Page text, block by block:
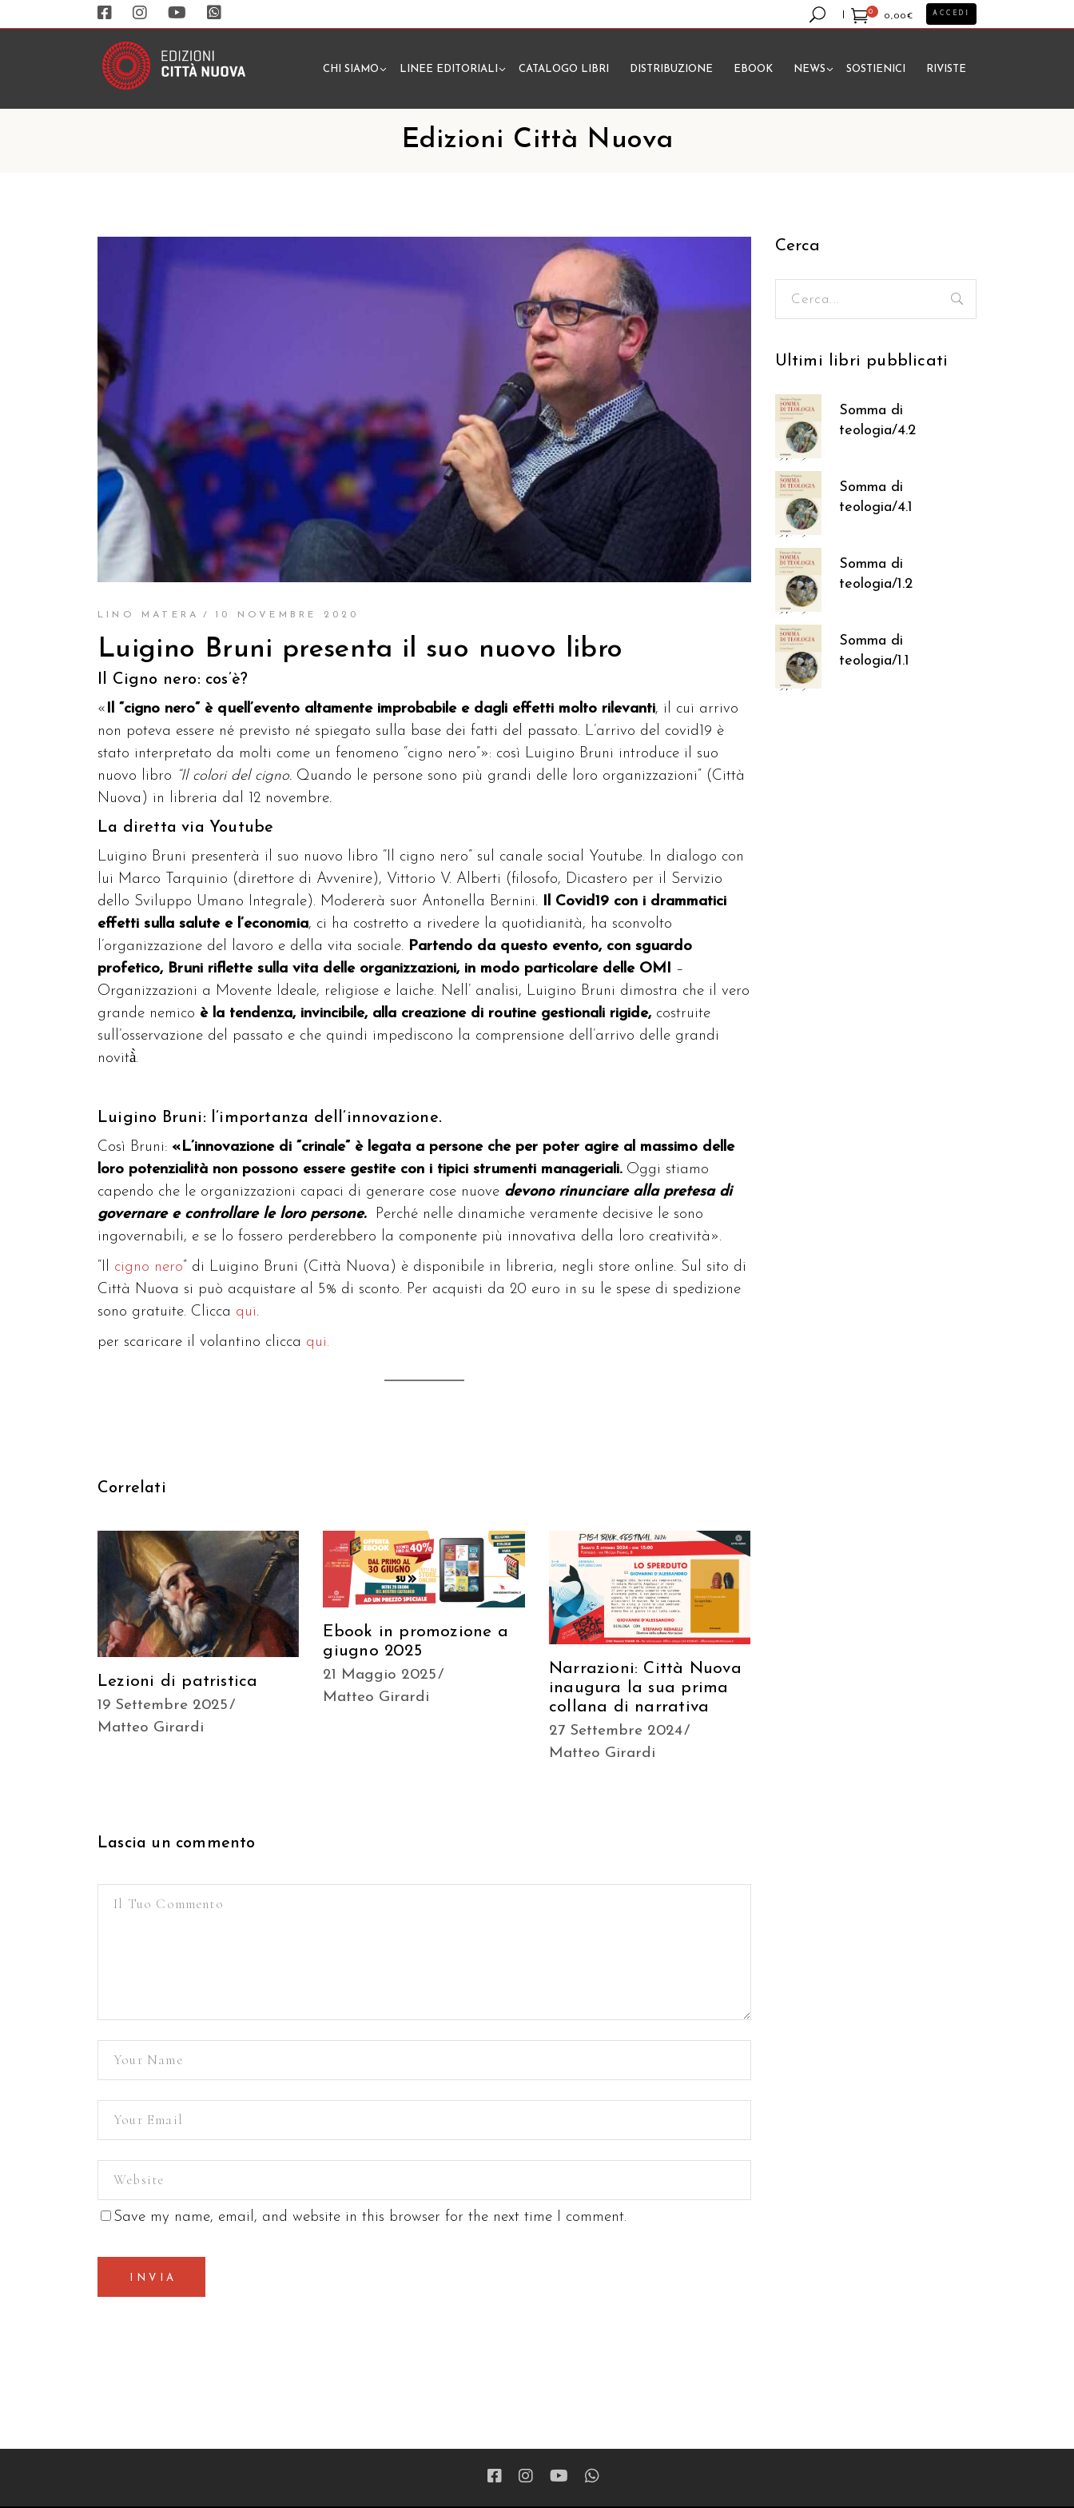
0
0,00€
Nessun prodotto nel carrello.
ACCEDI
CHI SIAMO LINEE EDITORIALI CATALOGO LIBRI DISTRIBUZIONE EBOOK NEWS SOSTIENICI RIVISTE
Edizioni Città Nuova
LINO MATERA 10 NOVEMBRE 2020
Luigino Bruni presenta il suo nuovo libro
Il Cigno nero: cos’è?
« Il “cigno nero” è quell’evento altamente impro­babile e dagli effetti molto rilevanti, il cui arrivo
non poteva essere né previsto né spiegato sulla base dei fatti del passato. L’arrivo del covid19 è
stato inter­pretato da molti come un fenomeno “cigno nero”»: così Luigino Bruni introduce il suo
nuovo libro “Il colori del cigno. Quando le persone sono più grandi delle loro organizzazioni” (Città
Nuova) in libreria dal 12 novembre.
La diretta via Youtube
Luigino Bruni presenterà il suo nuovo libro “Il cigno nero” sul canale social Youtube. In dialogo con
lui Marco Tarquinio (direttore di Avvenire), Vittorio V. Alberti (filosofo, Dicastero per il Servizio
dello Sviluppo Umano Integrale). Modererà suor Antonella Bernini. Il Covid19 con i drammatici
effetti sulla salute e l’economia, ci ha costretto a rivedere la quotidianità, ha sconvolto
l’organizzazione del lavoro e della vita sociale. Partendo da questo evento, con sguardo
profetico, Bruni riflette sulla vita delle organizzazioni, in modo particolare delle OMI –
Organizzazioni a Movente Ideale, religiose e laiche. Nell’ analisi, Luigino Bruni dimostra che il vero
grande nemico è la tendenza, invincibile, alla creazione di routine gestionali rigide, costruite
sull’osservazione del passato e che quindi impediscono la comprensione dell’arrivo delle grandi
novità̀.
Luigino Bruni: l’importanza dell’innovazione.
Così Bruni: «L’innovazione di “crinale” è legata a perso­ne che per poter agire al massimo delle
loro poten­zialità non possono essere gestite con i tipici stru­menti manageriali.Oggi stiamo
capendo che le organizzazioni capaci di generare cose nuove devono rinunciare alla prete­sa di
governare e controllare le loro persone.
Perché nelle dinamiche veramente decisive le sono
ingovernabili, e se lo fossero perderebbero la com­ponente più innovativa della loro creatività».
“Il cigno nero” di Luigino Bruni (Città Nuova) è disponibile in libreria, negli store online. Sul sito di
Città Nuova si può acquistare al 5% di sconto. Per acquisti da 20 euro in su le spese di spedizione
sono gratuite. Clicca qui.
per scaricare il volantino clicca qui.
Correlati
Lezioni di patristica
19 Settembre 2025
Matteo Girardi
Ebook in promozione a
giugno 2025
21 Maggio 2025
Matteo Girardi
Narrazioni: Città Nuova
inaugura la sua prima
collana di narrativa
27 Settembre 2024
Matteo Girardi
Lascia un commento
Save my name, email, and website in this browser for the next time I comment.
INVIA
Cerca
Ultimi libri pubblicati
Somma di
teologia/4.2
37,05€
Somma di
teologia/4.1
37,05€
Somma di
teologia/1.2
37,05€
Somma di
teologia/1.1
37,05€